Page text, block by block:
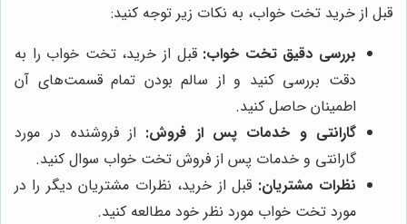
قبل از خرید تخت خواب، به نکات زیر توجه کنید:
بررسی دقیق تخت خواب: قبل از خرید، تخت خواب را به
دقت بررسی کنید و از سالم بودن تمام قسمت‌های آن
اطمینان حاصل کنید.
گارانتی و خدمات پس از فروش: از فروشنده در مورد
گارانتی و خدمات پس از فروش تخت خواب سوال کنید.
نظرات مشتریان: قبل از خرید، نظرات مشتریان دیگر را در
مورد تخت خواب مورد نظر خود مطالعه کنید.